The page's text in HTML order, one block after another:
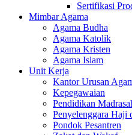
Sertifikasi
Mimbar Agama
Agama Budha
Agama Katolik
Agama Kristen
Agama Islam
Unit Kerja
Kantor Urusan
Kepegawaian
Pendidikan
Penyelenggara Haji
Pondok Pesantren